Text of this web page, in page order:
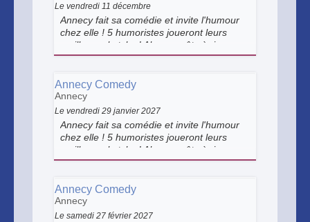
Le vendredi 11 décembre
Annecy fait sa comédie et invite l'humour
chez elle ! 5 humoristes joueront leurs
meilleurs sketchs ! Alors... prêts à rire un
bon coup ?
Annecy Comedy
Annecy
Le vendredi 29 janvier 2027
Annecy fait sa comédie et invite l'humour
chez elle ! 5 humoristes joueront leurs
meilleurs sketchs ! Alors... prêts à rire un
bon coup ?
Annecy Comedy
Annecy
Le samedi 27 février 2027